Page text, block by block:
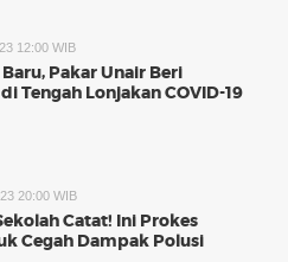
12:00 WIB
Pakar Unair Beri
Tengah Lonjakan COVID-19
20:00 WIB
Catat! Ini Prokes
Cegah Dampak Polusi